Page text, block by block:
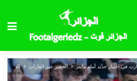
الخضر عبر القارات في اختبار جديد أمام ماينز